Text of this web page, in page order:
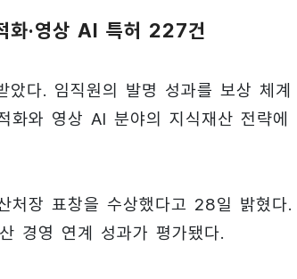
화·영상 AI 특허 227건
다. 임직원의 발명 성과를 보상 체계
와 영상 AI 분야의 지식재산 전략에
처장 표창을 수상했다고 28일 밝혔다.
경영 연계 성과가 평가됐다.